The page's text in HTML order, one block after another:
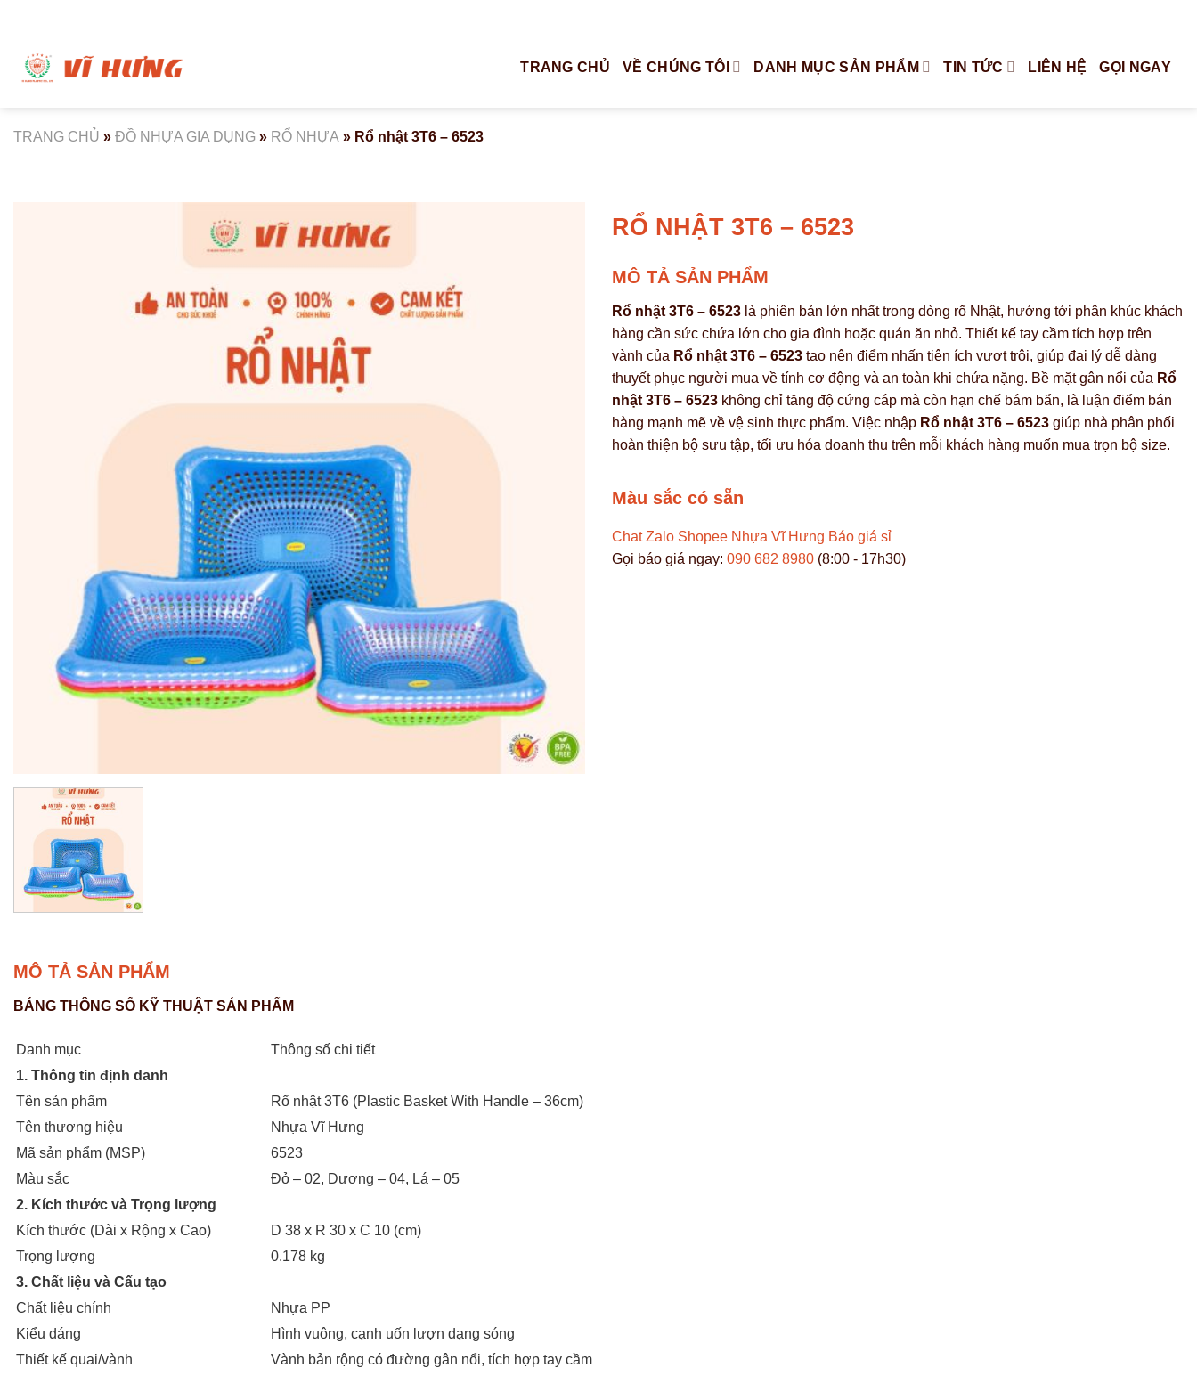
dung
TRANG CHỦ VỀ CHÚNG TÔI DANH MỤC SẢN PHẨM TIN TỨC LIÊN HỆ GỌI NGAY
TRANG CHỦ » ĐỒ NHỰA GIA DỤNG » RỔ NHỰA » Rổ nhật 3T6 – 6523
RỔ NHẬT 3T6 – 6523
MÔ TẢ SẢN PHẨM
Rổ nhật 3T6 – 6523 là phiên bản lớn nhất trong dòng rổ Nhật, hướng tới phân khúc khách
hàng cần sức chứa lớn cho gia đình hoặc quán ăn nhỏ. Thiết kế tay cầm tích hợp trên
vành của Rổ nhật 3T6 – 6523 tạo nên điểm nhấn tiện ích vượt trội, giúp đại lý dễ dàng
thuyết phục người mua về tính cơ động và an toàn khi chứa nặng. Bề mặt gân nổi của Rổ
nhật 3T6 – 6523 không chỉ tăng độ cứng cáp mà còn hạn chế bám bẩn, là luận điểm bán
hàng mạnh mẽ về vệ sinh thực phẩm. Việc nhập Rổ nhật 3T6 – 6523 giúp nhà phân phối
hoàn thiện bộ sưu tập, tối ưu hóa doanh thu trên mỗi khách hàng muốn mua trọn bộ size.
Màu sắc có sẵn
Chat Zalo Shopee Nhựa Vĩ Hưng Báo giá sỉ
Gọi báo giá ngay: 090 682 8980 (8:00 - 17h30)
MÔ TẢ SẢN PHẨM
BẢNG THÔNG SỐ KỸ THUẬT SẢN PHẨM
Danh mục
Thông số chi tiết
1. Thông tin định danh
Tên sản phẩm
Rổ nhật 3T6 (Plastic Basket With Handle – 36cm)
Tên thương hiệu
Nhựa Vĩ Hưng
Mã sản phẩm (MSP)
6523
Màu sắc
Đỏ – 02, Dương – 04, Lá – 05
2. Kích thước và Trọng lượng
Kích thước (Dài x Rộng x Cao)
D 38 x R 30 x C 10 (cm)
Trọng lượng
0.178 kg
3. Chất liệu và Cấu tạo
Chất liệu chính
Nhựa PP
Kiểu dáng
Hình vuông, cạnh uốn lượn dạng sóng
Thiết kế quai/vành
Vành bản rộng có đường gân nổi, tích hợp tay cầm